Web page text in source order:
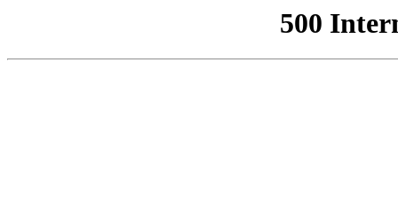
500